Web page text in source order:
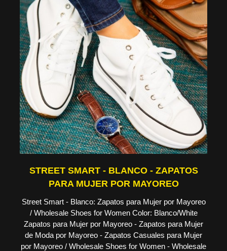
STREET SMART - BLANCO - ZAPATOS
PARA MUJER POR MAYOREO
Street Smart - Blanco: Zapatos para Mujer por Mayoreo
/ Wholesale Shoes for Women Color: Blanco/White
Zapatos para Mujer por Mayoreo - Zapatos para Mujer
de Moda por Mayoreo - Zapatos Casuales para Mujer
por Mayoreo / Wholesale Shoes for Women - Wholesale